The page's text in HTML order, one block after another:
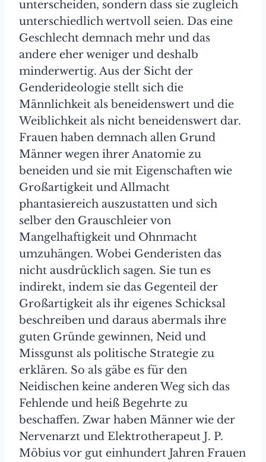
unterscheiden, sondern dass sie zugleich
unterschiedlich wertvoll seien. Das eine
Geschlecht demnach mehr und das
andere eher weniger und deshalb
minderwertig. Aus der Sicht der
Genderideologie stellt sich die
Männlichkeit als beneidenswert und die
Weiblichkeit als nicht beneidenswert dar.
Frauen haben demnach allen Grund
Männer wegen ihrer Anatomie zu
beneiden und sie mit Eigenschaften wie
Großartigkeit und Allmacht
phantasiereich auszustatten und sich
selber den Grauschleier von
Mangelhaftigkeit und Ohnmacht
umzuhängen. Wobei Genderisten das
nicht ausdrücklich sagen. Sie tun es
indirekt, indem sie das Gegenteil der
Großartigkeit als ihr eigenes Schicksal
beschreiben und daraus abermals ihre
guten Gründe gewinnen, Neid und
Missgunst als politische Strategie zu
erklären. So als gäbe es für den
Neidischen keine anderen Weg sich das
Fehlende und heiß Begehrte zu
beschaffen. Zwar haben Männer wie der
Nervenarzt und Elektrotherapeut J. P.
Möbius vor gut einhundert Jahren Frauen